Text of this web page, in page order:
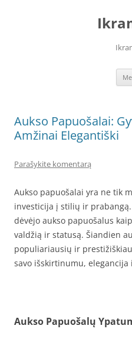
Aukso Papuošalai:
Amžinai Elegantiški
Parašykite komentarą
Aukso papuošalai yra ne tik
investicija į stilių ir
dėvėjo aukso papuošalus
valdžią ir statusą. Šiandien
populiariausių ir
savo išskirtinumu, elegancija
Aukso Papuošalų